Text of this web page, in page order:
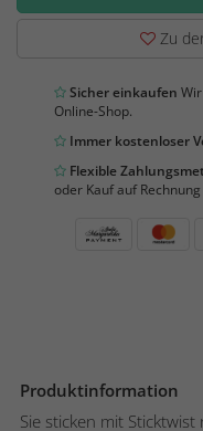
Zu
Sicher einkaufen
Online-Shop.
Immer kostenloser
Flexible
oder Kauf auf Rechnung
Produktinformation
Sie sticken mit